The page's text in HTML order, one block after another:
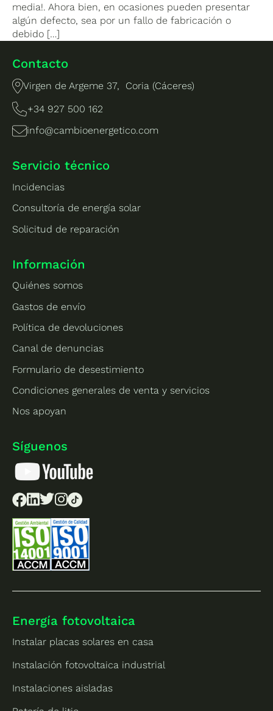
media!. Ahora bien, en ocasiones pueden presentar
algún defecto, sea por un fallo de fabricación o
debido […]
Contacto
Virgen de Argeme 37, Coria (Cáceres)
+34 927 500 162
info@cambioenergetico.com
Servicio técnico
Incidencias
Consultoría de energía solar
Solicitud de reparación
Información
Quiénes somos
Gastos de envío
Política de devoluciones
Canal de denuncias
Formulario de desestimiento
Condiciones generales de venta y servicios
Nos apoyan
Síguenos
Energía fotovoltaica
Instalar placas solares en casa
Instalación fotovoltaica industrial
Instalaciones aisladas